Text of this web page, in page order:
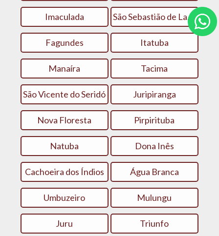
Imaculada São Sebastião de Lagoa de Roça
Fagundes Itatuba
Manaíra Tacima
São Vicente do Seridó Juripiranga
Nova Floresta Pirpirituba
Natuba Dona Inês
Cachoeira dos Índios Água Branca
Umbuzeiro Mulungu
Juru Triunfo